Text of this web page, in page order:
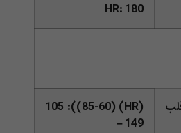
HR: 180
(HR) (85-60)): 105
– 149